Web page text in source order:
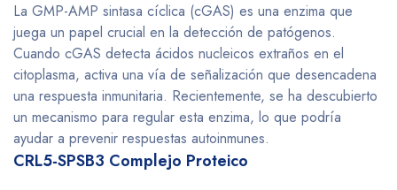
La GMP-AMP sintasa cíclica (cGAS) es una enzima que
juega un papel crucial en la detección de patógenos.
Cuando cGAS detecta ácidos nucleicos extraños en el
citoplasma, activa una vía de señalización que desencadena
una respuesta inmunitaria. Recientemente, se ha descubierto
un mecanismo para regular esta enzima, lo que podría
ayudar a prevenir respuestas autoinmunes.
CRL5-SPSB3 Complejo Proteico